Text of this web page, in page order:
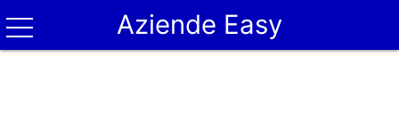
Aziende Easy